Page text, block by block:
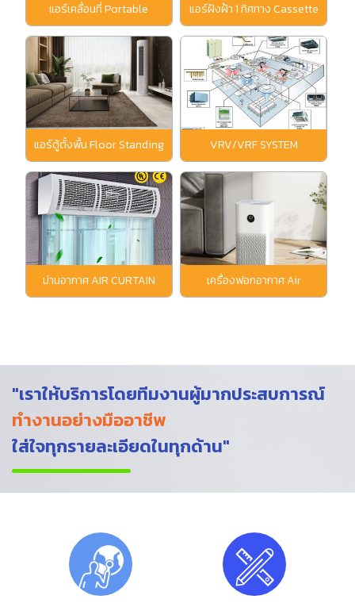
แอร์เคลื่อนที่ Portable
แอร์ฝังฝ้า 1 ทิศทาง Cassette
1 Way Type
แอร์ตู้ตั้งพื้น Floor Standing
Type
VRV/VRF SYSTEM
ม่านอากาศ AIR CURTAIN
เครื่องฟอกอากาศ Air
"เราให้บริการโดยทีมงานผู้มากประสบการณ์
ทำงานอย่างมืออาชีพ
ใส่ใจทุกรายละเอียดในทุกด้าน"